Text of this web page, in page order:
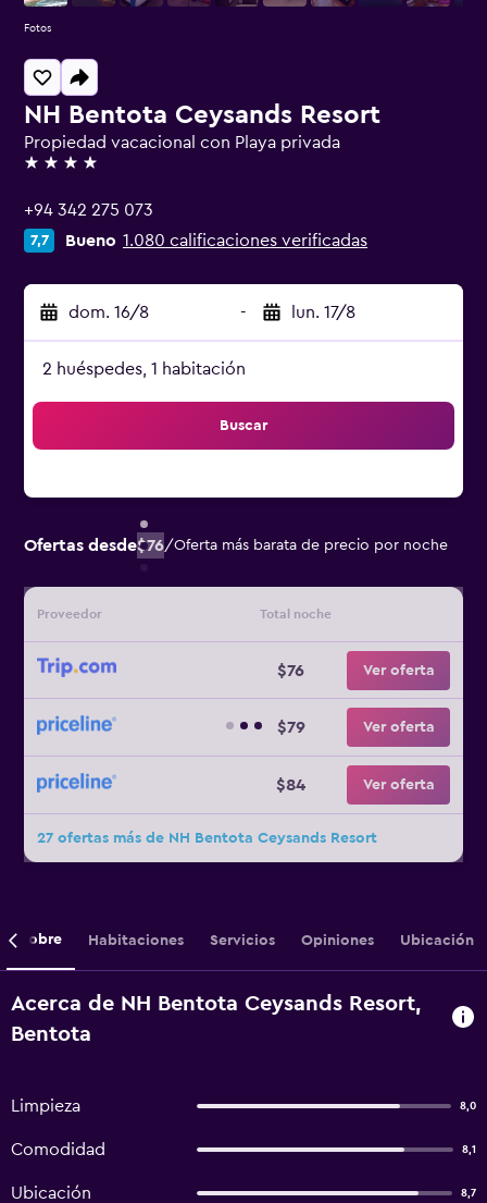
NH Bentota Ceysands Resort
Propiedad vacacional con Playa privada
4 estrellas
+94 342 275 073
7,7 Bueno 1.080 calificaciones verificadas
dom. 16/8 - lun. 17/8
2 huéspedes, 1 habitación
Buscar
Ofertas desde$76/Oferta más barata de precio por noche
Proveedor Total noche
$76 Ver oferta
$79 Ver oferta
$84 Ver oferta
27 ofertas más de NH Bentota Ceysands Resort
Fotos
Sobre Habitaciones Servicios Opiniones Ubicación
Acerca de NH Bentota Ceysands Resort,
Bentota
Limpieza 8,0
Comodidad 8,1
Ubicación 8,7